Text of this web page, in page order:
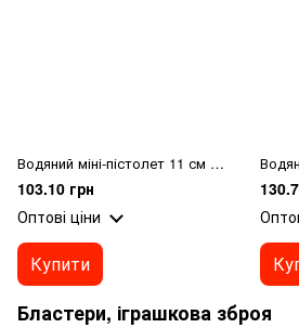
Водяний міні-пістолет 11 см помаранчевий/білий
103.10 грн
Оптові ціни
Купити
Бластери, іграшкова зброя